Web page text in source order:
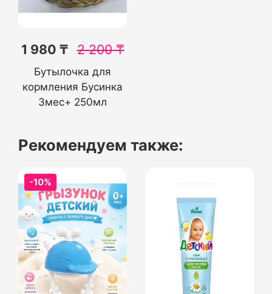
1 980 ₸ 2 200₸
Бутылочка для
кормления Бусинка
3мес+ 250мл
Рекомендуем также:
-10%